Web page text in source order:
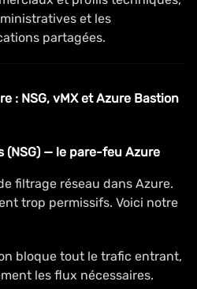
et les
partagées.
: NSG, vMX et Azure Bastion
(NSG) — le pare-feu Azure
filtrage réseau dans Azure.
trop permissifs. Voici notre
bloque tout le trafic entrant,
les flux nécessaires.